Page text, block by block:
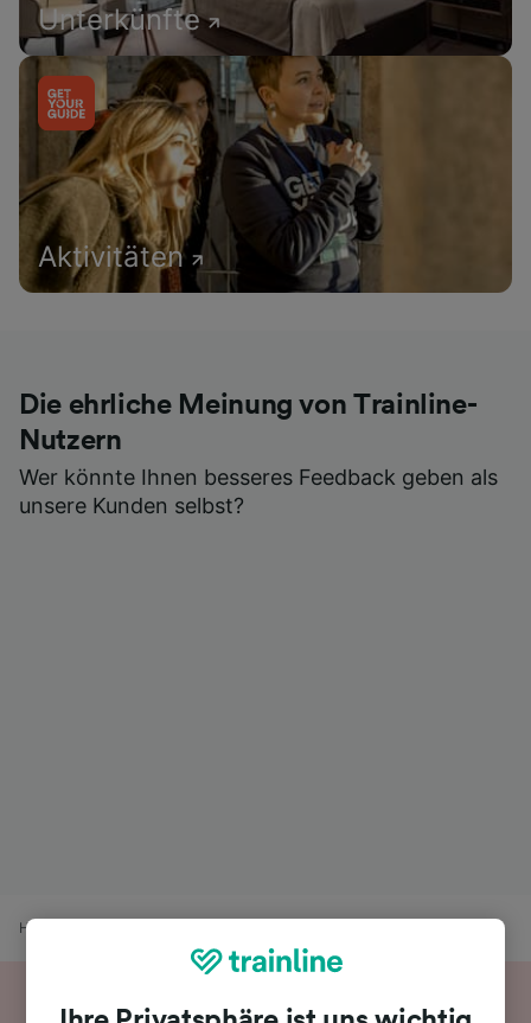
Unterkünfte
Aktivitäten
Die ehrliche Meinung von Trainline-
Nutzern
Wer könnte Ihnen besseres Feedback geben als
unsere Kunden selbst?
Home